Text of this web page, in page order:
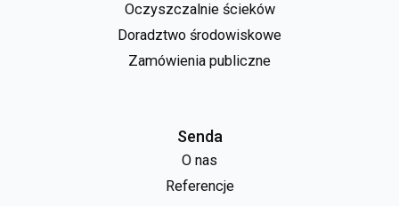
Oczyszczalnie ścieków
Doradztwo środowiskowe
Zamówienia publiczne
Senda
O nas
Referencje